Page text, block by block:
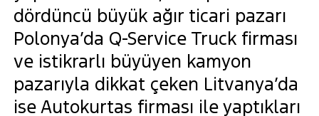
dördüncü büyük ağır ticari pazarı
Polonya’da Q-Service Truck firması
ve istikrarlı büyüyen kamyon
pazarıyla dikkat çeken Litvanya’da
ise Autokurtas firması ile yaptıkları